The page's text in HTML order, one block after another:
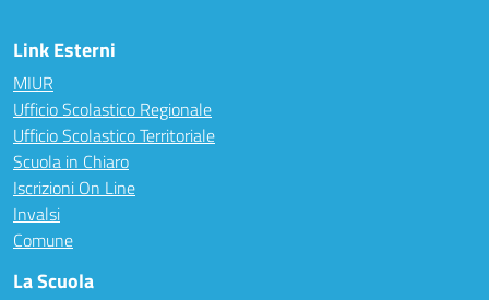
Link Esterni
MIUR
Ufficio Scolastico Regionale
Ufficio Scolastico Territoriale
Scuola in Chiaro
Iscrizioni On Line
Invalsi
Comune
La Scuola